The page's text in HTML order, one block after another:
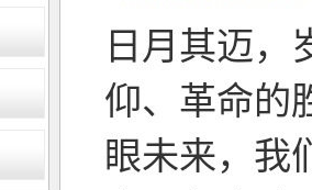
日月其迈，
仰、革命的
眼未来，我